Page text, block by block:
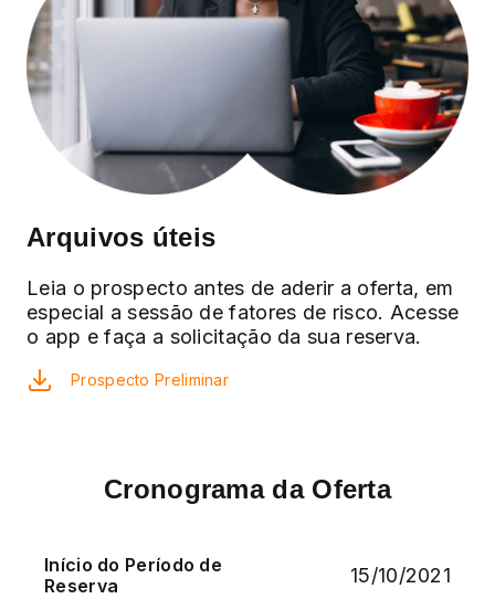
Arquivos úteis
Leia o prospecto antes de aderir a oferta, em
especial a sessão de fatores de risco. Acesse
o app e faça a solicitação da sua reserva.
Prospecto Preliminar
Cronograma da Oferta
Início do Período de
Reserva
15/10/2021